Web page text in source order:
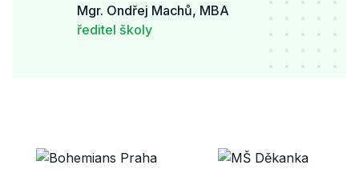
Mgr. Ondřej Machů, MBA
ředitel školy